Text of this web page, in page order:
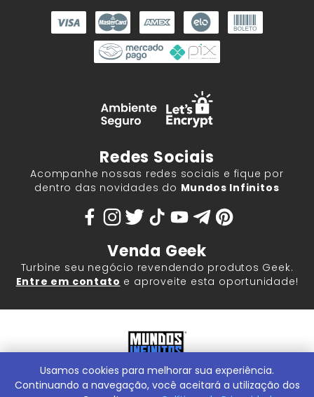
Redes Sociais
Acompanhe nossas redes sociais e fique por
dentro das novidades do Mundos Infinitos
Venda Geek
Turbine seu negócio revendendo produtos Geek.
Entre em contato e aproveite esta oportunidade!
Mundos Infinitos - Publicações e Geek Store |ContentStuff
Publicações e Assinaturas Ltda. CNPJ - 05.859.917/0001-60.
Usamos cookies para melhorar sua experiência.
Continuando a navegação, você aceitará a utilização dos